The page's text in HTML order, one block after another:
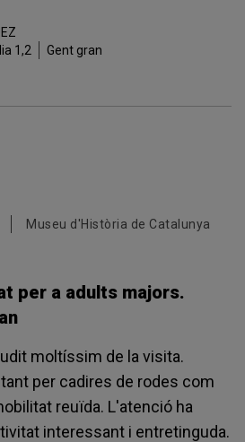
1,2
Gent gran
Museu d'Història de Catalunya
per a adults majors.
moltíssim de la visita.
per cadires de rodes com
reuïda. L'atenció ha
interessant i entretinguda.